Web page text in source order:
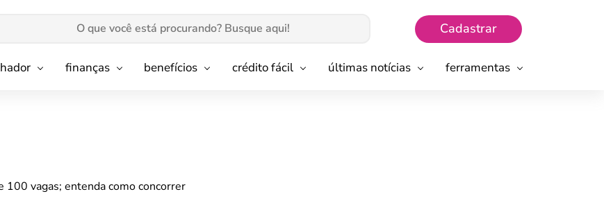
Cadastrar
finanças benefícios crédito fácil últimas notícias ferramentas
100 vagas; entenda como concorrer